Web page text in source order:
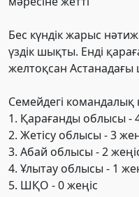
Бес күндік жарыс
үздік шықты. Енді
желтоқсан
Семейдегі
1. Қарағанды облысы -
2. Жетісу облысы - 3
3. Абай облысы - 2
4. Ұлытау облысы - 1
5. ШҚО - 0 жеңіс